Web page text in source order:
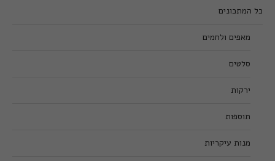
כל המתכונים
מאפים ולחמים
סלטים
ירקות
תוספות
מנות עיקריות